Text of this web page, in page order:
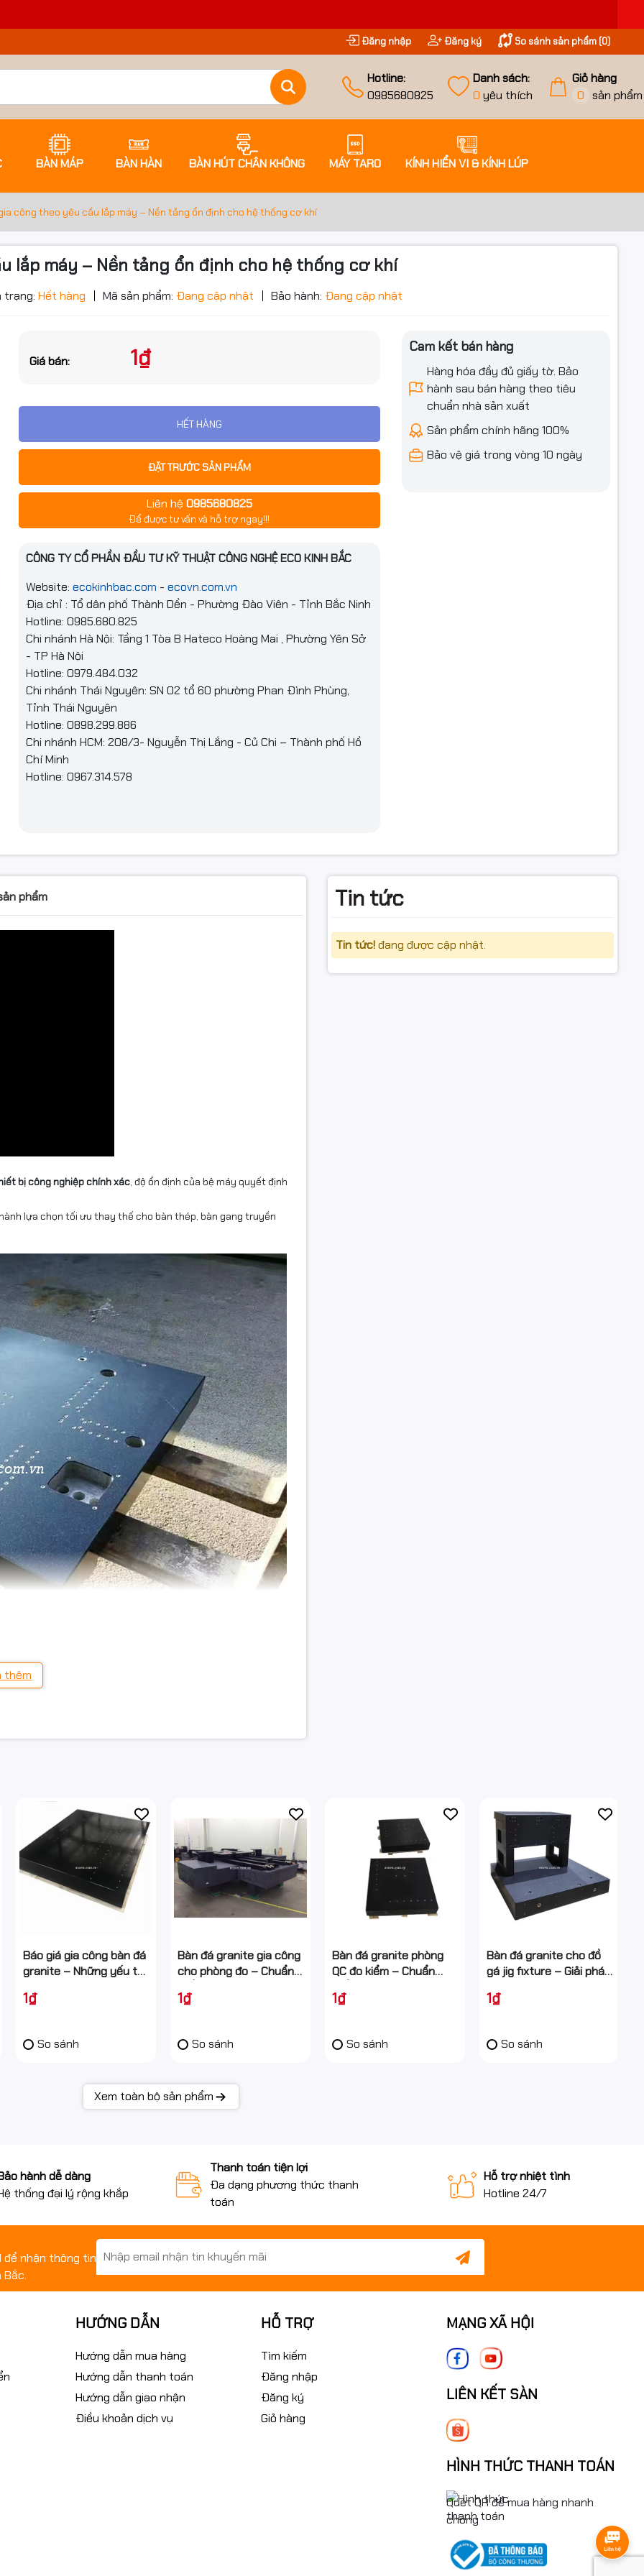
Đăng nhập Đăng ký So sánh sản phẩm (0)
Hotline:
0985680825
Danh sách:
0 yêu thích
Giỏ hàng
0 sản phẩm
BÀN MÁP BÀN HÀN BÀN HÚT CHÂN KHÔNG MÁY TARO KÍNH HIỂN VI & KÍNH LÚP
công theo yêu cầu lắp máy – Nền tảng ổn định cho hệ thống cơ khí
lắp máy – Nền tảng ổn định cho hệ thống cơ khí
trạng: Hết hàng Mã sản phẩm: Đang cập nhật Bảo hành: Đang cập nhật
Giá bán: 1₫
HẾT HÀNG
ĐẶT TRƯỚC SẢN PHẨM
Liên hệ 0985680825
Để được tư vấn và hỗ trợ ngay!!!
CÔNG TY CỔ PHẦN ĐẦU TƯ KỸ THUẬT CÔNG NGHỆ ECO KINH BẮC
Website: ecokinhbac.com - ecovn.com.vn
Địa chỉ : Tổ dân phố Thành Dền - Phường Đào Viên - Tỉnh Bắc Ninh
Hotline: 0985.680.825
Chi nhánh Hà Nội: Tầng 1 Tòa B Hateco Hoàng Mai , Phường Yên Sở
- TP Hà Nội
Hotline: 0979.484.032
Chi nhánh Thái Nguyên: SN 02 tổ 60 phường Phan Đình Phùng,
Tỉnh Thái Nguyên
Hotline: 0898.299.886
Chi nhánh HCM: 208/3- Nguyễn Thị Lắng - Củ Chi – Thành phố Hồ
Chí Minh
Hotline: 0967.314.578
Cam kết bán hàng
Hàng hóa đầy đủ giấy tờ. Bảo
hành sau bán hàng theo tiêu
chuẩn nhà sản xuất
Sản phẩm chính hãng 100%
Bảo vệ giá trong vòng 10 ngày
phẩm
bị công nghiệp chính xác, độ ổn định của bệ máy quyết định
lựa chọn tối ưu thay thế cho bàn thép, bàn gang truyền
kỹ thuật riêng của từng hệ thống.
thêm
Tin tức
Tin tức!đang được cập nhật.
Báo giá gia công bàn đá
granite – Những yếu tố
ưu chi phí
1₫
So sánh
Bàn đá granite gia công
cho phòng đo – Chuẩn
chính xác
1₫
So sánh
Bàn đá granite phòng
QC đo kiểm – Chuẩn
chất lượng
1₫
So sánh
Bàn đá granite cho đồ
gá jig fixture – Giải pháp
chính xác
1₫
So sánh
Xem toàn bộ sản phẩm
sản phẩm
gia công theo yêu
Nền tảng ổn định
thống cơ khí
bạn nhé
GỬI THÔNG TIN
hành dễ dàng
thống đại lý rộng khắp
Thanh toán tiện lợi
Đa dạng phương thức thanh
toán
Hỗ trợ nhiệt tình
Hotline 24/7
để nhận thông tin
Bắc.
HƯỚNG DẪN
Hướng dẫn mua hàng
Hướng dẫn thanh toán
Hướng dẫn giao nhận
Điều khoản dịch vụ
HỖ TRỢ
Tìm kiếm
Đăng nhập
Đăng ký
Giỏ hàng
MẠNG XÃ HỘI
LIÊN KẾT SÀN
HÌNH THỨC THANH TOÁN
Quét QR để mua hàng nhanh
chóng